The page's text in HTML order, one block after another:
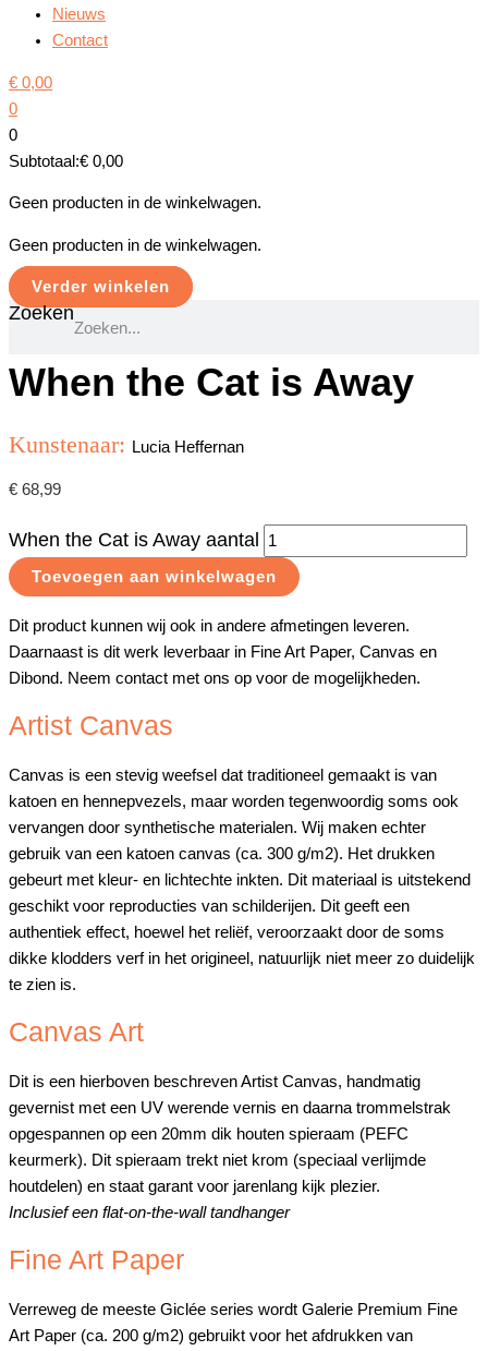
Nieuws
Contact
€ 0,00
0
0
Subtotaal:€ 0,00
Geen producten in de winkelwagen.
Geen producten in de winkelwagen.
Verder winkelen
Zoeken
When the Cat is Away
Kunstenaar: Lucia Heffernan
€ 68,99
When the Cat is Away aantal
Toevoegen aan winkelwagen
Dit product kunnen wij ook in andere afmetingen leveren.
Daarnaast is dit werk leverbaar in Fine Art Paper, Canvas en
Dibond. Neem contact met ons op voor de mogelijkheden.
Artist Canvas
Canvas is een stevig weefsel dat traditioneel gemaakt is van
katoen en hennepvezels, maar worden tegenwoordig soms ook
vervangen door synthetische materialen. Wij maken echter
gebruik van een katoen canvas (ca. 300 g/m2). Het drukken
gebeurt met kleur- en lichtechte inkten. Dit materiaal is uitstekend
geschikt voor reproducties van schilderijen. Dit geeft een
authentiek effect, hoewel het reliëf, veroorzaakt door de soms
dikke klodders verf in het origineel, natuurlijk niet meer zo duidelijk
te zien is.
Canvas Art
Dit is een hierboven beschreven Artist Canvas, handmatig
gevernist met een UV werende vernis en daarna trommelstrak
opgespannen op een 20mm dik houten spieraam (PEFC
keurmerk). Dit spieraam trekt niet krom (speciaal verlijmde
houtdelen) en staat garant voor jarenlang kijk plezier.
Inclusief een flat-on-the-wall tandhanger
Fine Art Paper
Verreweg de meeste Giclée series wordt Galerie Premium Fine
Art Paper (ca. 200 g/m2) gebruikt voor het afdrukken van